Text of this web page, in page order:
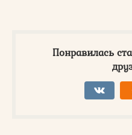
Понравилась